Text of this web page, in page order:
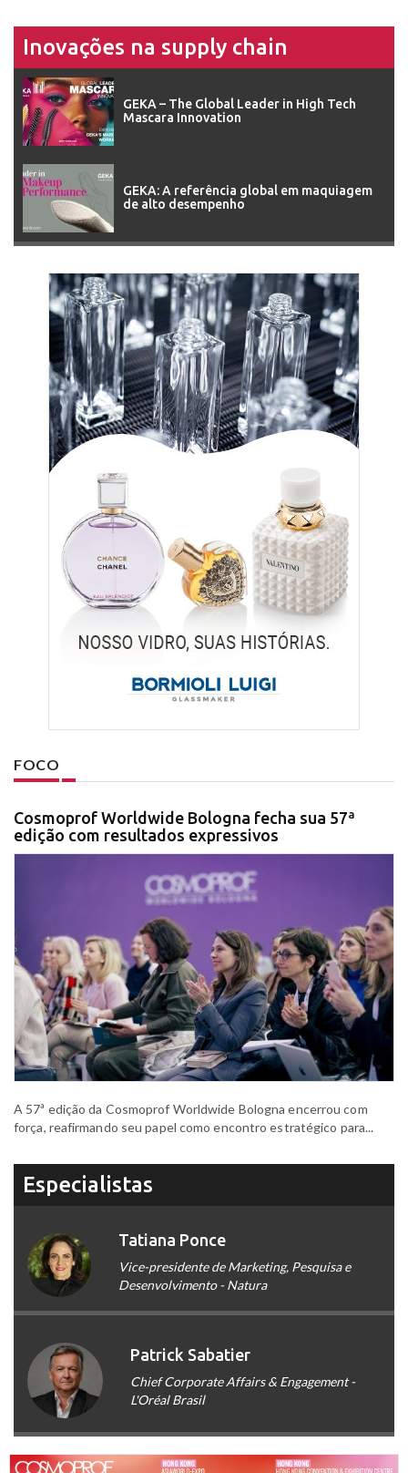
Inovações na supply chain
GEKA – The Global Leader in High Tech
Mascara Innovation
GEKA: A referência global em maquiagem
de alto desempenho
FOCO
Cosmoprof Worldwide Bologna fecha sua 57ª
edição com resultados expressivos
A 57ª edição da Cosmoprof Worldwide Bologna encerrou com
força, reafirmando seu papel como encontro estratégico para...
Especialistas
Tatiana Ponce
Vice-presidente de Marketing, Pesquisa e
Desenvolvimento - Natura
Patrick Sabatier
Chief Corporate Affairs & Engagement -
L'Oréal Brasil